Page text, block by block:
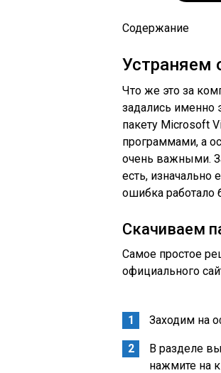
Содержание
Устраняем
Что же это за
задались именно
пакету Microsoft
программами, а
очень важными.
есть,
ошибка работало
Скачиваем
Самое простое
официального
Заходим на
В разделе
нажмите на